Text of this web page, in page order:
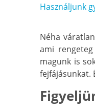
Használjunk
Néha
ami
magunk is
fejfájásunkat.